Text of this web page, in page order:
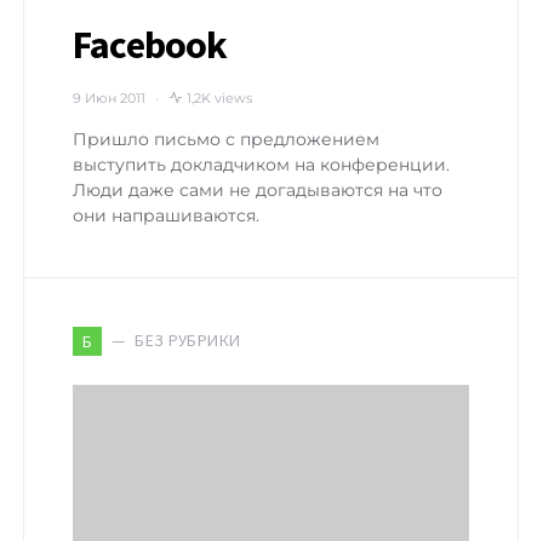
Facebook
9 Июн 2011 1,2K views
Пришло письмо с предложением
выступить докладчиком на конференции.
Люди даже сами не догадываются на что
они напрашиваются.
Б БЕЗ РУБРИКИ